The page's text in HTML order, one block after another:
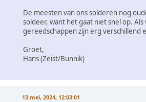
De meesten van ons solderen nog
soldeer, want het gaat niet snel op.
gereedschappen zijn erg verschillend
Groet,
Hans (Zeist/Bunnik)
13 mei, 2024, 12:03:01